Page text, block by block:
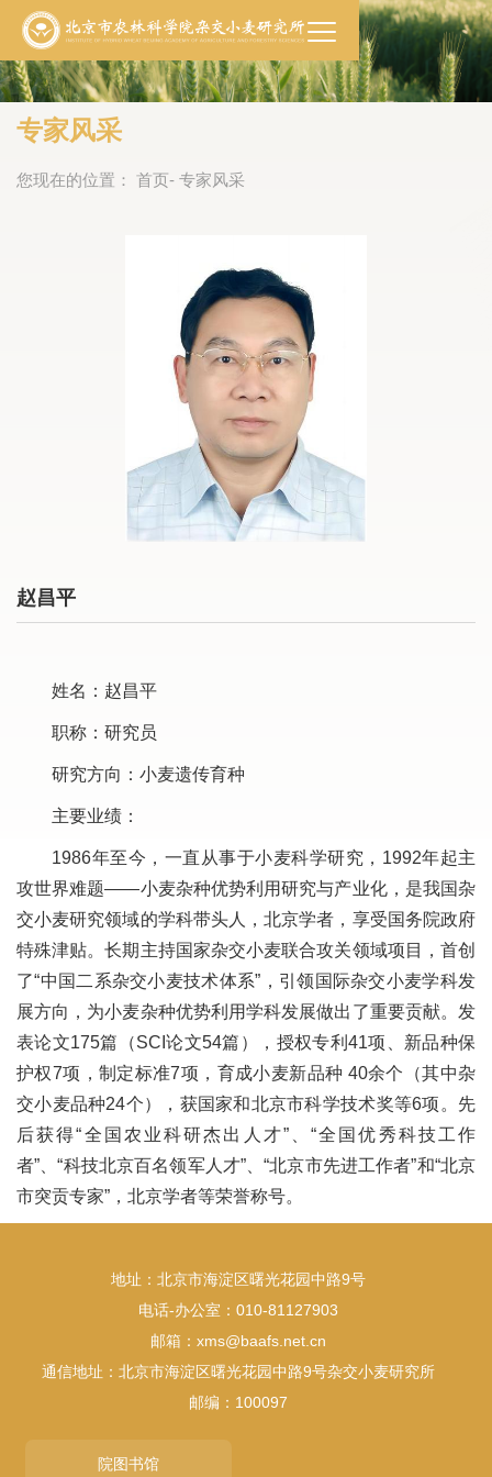
专家风采
您现在的位置： 首页- 专家风采
赵昌平
姓名：赵昌平
职称：研究员
研究方向：小麦遗传育种
主要业绩：
1986年至今，一直从事于小麦科学研究，1992年起主
攻世界难题——小麦杂种优势利用研究与产业化，是我国杂
交小麦研究领域的学科带头人，北京学者，享受国务院政府
特殊津贴。长期主持国家杂交小麦联合攻关领域项目，首创
了“中国二系杂交小麦技术体系”，引领国际杂交小麦学科发
展方向，为小麦杂种优势利用学科发展做出了重要贡献。发
表论文175篇（SCI论文54篇），授权专利41项、新品种保
护权7项，制定标准7项，育成小麦新品种 40余个（其中杂
交小麦品种24个），获国家和北京市科学技术奖等6项。先
后获得“全国农业科研杰出人才”、“全国优秀科技工作
者”、“科技北京百名领军人才”、“北京市先进工作者”和“北京
市突贡专家”，北京学者等荣誉称号。
地址：北京市海淀区曙光花园中路9号
电话-办公室：010-81127903
邮箱：xms@baafs.net.cn
通信地址：北京市海淀区曙光花园中路9号杂交小麦研究所
邮编：100097
院图书馆